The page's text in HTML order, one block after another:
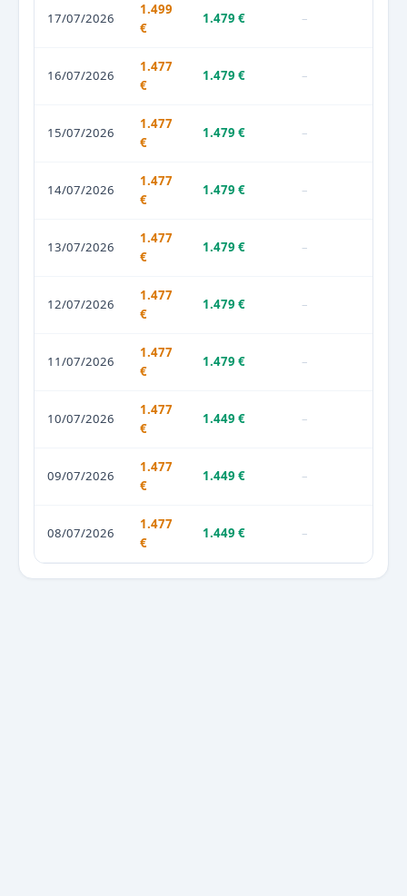
17/07/2026
1.499
€
1.479 € –
16/07/2026
1.477
€
1.479 € –
15/07/2026
1.477
€
1.479 € –
14/07/2026
1.477
€
1.479 € –
13/07/2026
1.477
€
1.479 € –
12/07/2026
1.477
€
1.479 € –
11/07/2026
1.477
€
1.479 € –
10/07/2026
1.477
€
1.449 € –
09/07/2026
1.477
€
1.449 € –
08/07/2026
1.477
€
1.449 € –